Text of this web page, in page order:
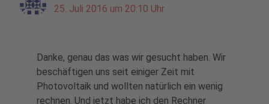
25. Juli 2016 um 20:10 Uhr
Danke, genau das was wir gesucht haben. Wir
beschäftigen uns seit einiger Zeit mit
Photovoltaik und wollten natürlich ein wenig
rechnen. Und jetzt habe ich den Rechner